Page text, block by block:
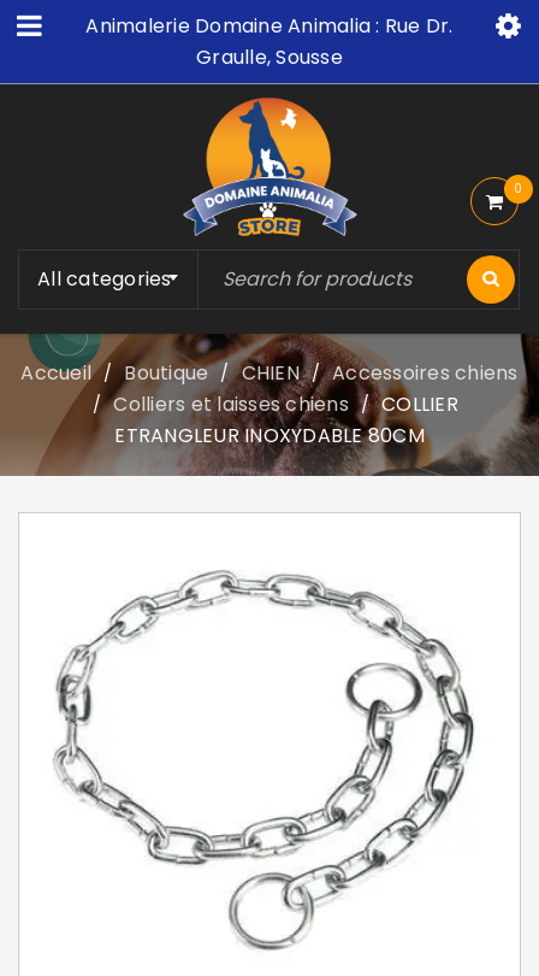
Animalerie Domaine Animalia : Rue Dr.
Graulle, Sousse
All categories
0
Accueil / Boutique / CHIEN / Accessoires chiens
/ Colliers et laisses chiens / COLLIER
ETRANGLEUR INOXYDABLE 80CM